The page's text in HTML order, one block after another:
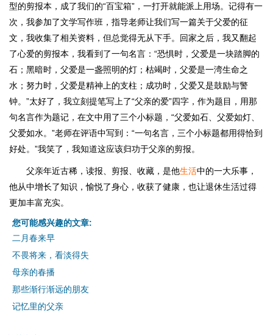
型的剪报本，成了我们的“百宝箱”，一打开就能派上用场。记得有一
次，我参加了文学写作班，指导老师让我们写一篇关于父爱的征
文，我收集了相关资料，但总觉得无从下手。回家之后，我又翻起
了心爱的剪报本，我看到了一句名言：“恐惧时，父爱是一块踏脚的
石；黑暗时，父爱是一盏照明的灯；枯竭时，父爱是一湾生命之
水；努力时，父爱是精神上的支柱；成功时，父爱又是鼓励与警
钟。”太好了，我立刻提笔写上了“父亲的爱”四字，作为题目，用那
句名言作为题记，在文中用了三个小标题，“父爱如石、父爱如灯、
父爱如水。”老师在评语中写到：“一句名言，三个小标题都用得恰到
好处。”我笑了，我知道这应该归功于父亲的剪报。
父亲年近古稀，读报、剪报、收藏，是他生活中的一大乐事，
他从中增长了知识，愉悦了身心，收获了健康，也让退休生活过得
更加丰富充实。
您可能感兴趣的文章:
二月春来早
不畏将来，看淡得失
母亲的春播
那些渐行渐远的朋友
记忆里的父亲